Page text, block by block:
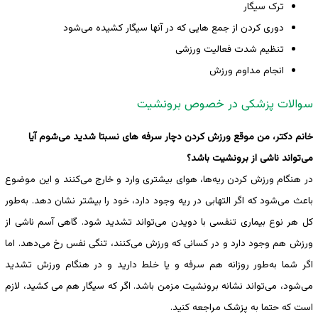
ترک سیگار
دوری کردن از جمع هایی که در آنها سیگار کشیده می‌شود
تنظیم شدت فعالیت ورزشی
انجام مداوم ورزش
سوالات پزشکی در خصوص برونشیت
خانم دکتر، من موقع ورزش کردن دچار سرفه های نسبتا شدید می‌شوم آیا
می‌تواند ناشی از برونشیت باشد؟
در هنگام ورزش کردن ریه‌ها، هوای بیشتری وارد و خارج می‌کنند و این موضوع
باعث می‌شود که اگر التهابی در ریه وجود دارد، خود را بیشتر نشان دهد. به‌طور
کل هر نوع بیماری تنفسی با دویدن می‌تواند تشدید شود. گاهی آسم ناشی از
ورزش هم وجود دارد و در کسانی که ورزش می‌کنند، تنگی نفس رخ می‌دهد. اما
اگر شما به‌طور روزانه هم سرفه و یا خلط دارید و در هنگام ورزش تشدید
می‌شود، می‌تواند نشانه برونشیت مزمن باشد. اگر که سیگار هم می کشید، لازم
است که حتما به پزشک مراجعه کنید.